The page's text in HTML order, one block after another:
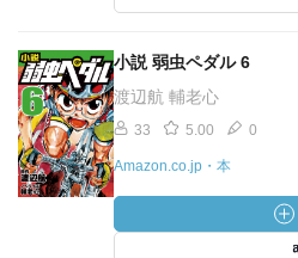
小説 弱虫ペダル 6
渡辺航 輔老心
33 5.00 0
Amazon.co.jp・本